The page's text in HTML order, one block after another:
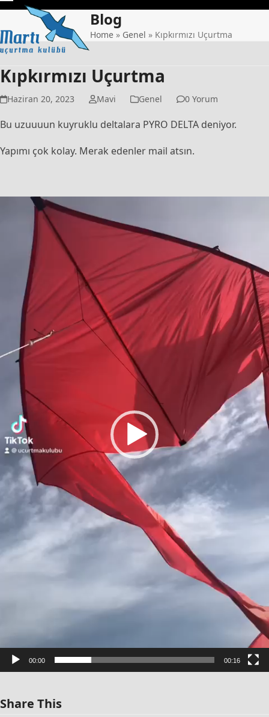
Skip
content
Open
mobile
menu
Close
mobile
menu
Blog
Home » Genel » Kıpkırmızı Uçurtma
Kıpkırmızı Uçurtma
Haziran 20, 2023 Mavi Genel 0 Yorum
Bu uzuuuun kuyruklu deltalara PYRO DELTA deniyor.
Yapımı çok kolay. Merak edenler mail atsın.
00:00 00:16
Share This